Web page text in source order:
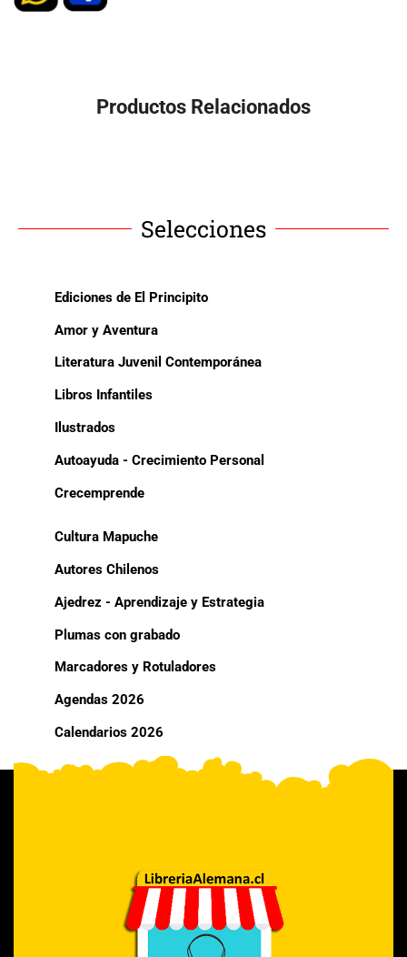
Productos Relacionados
Selecciones
Ediciones de El Principito
Amor y Aventura
Literatura Juvenil Contemporánea
Libros Infantiles
Ilustrados
Autoayuda - Crecimiento Personal
Crecemprende
Cultura Mapuche
Autores Chilenos
Ajedrez - Aprendizaje y Estrategia
Plumas con grabado
Marcadores y Rotuladores
Agendas 2026
Calendarios 2026